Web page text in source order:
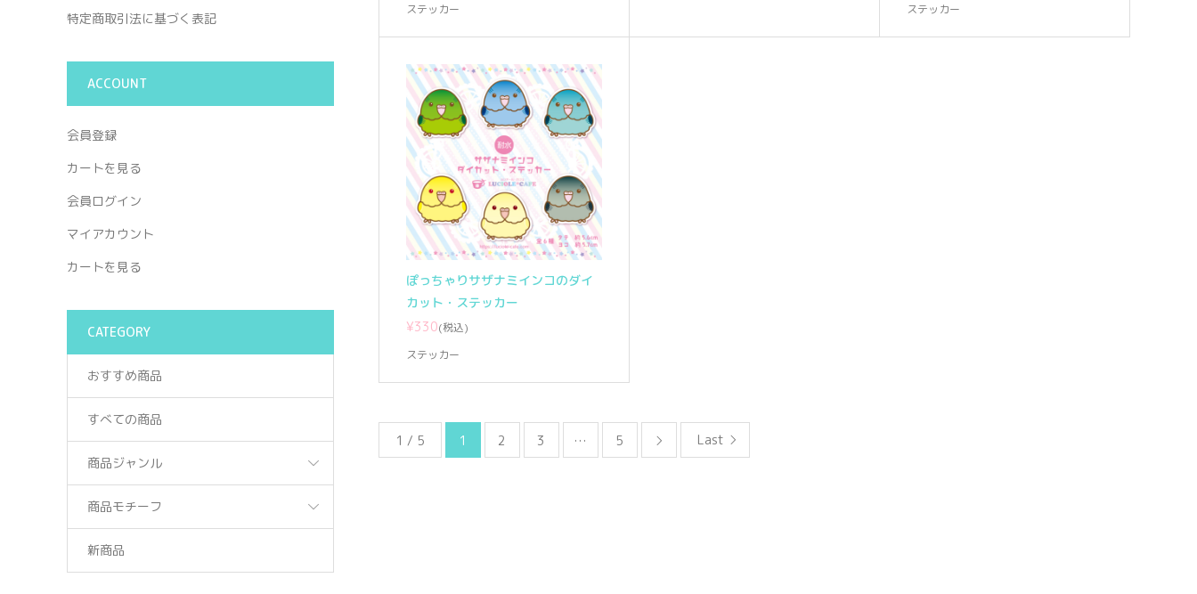
ステッカー
ステッカー
ぽっちゃりサザナミインコのダイ
カット・ステッカー
¥330(税込)
ステッカー
1 / 5 1 2 3 … 5  Last
特定商取引法に基づく表記
ACCOUNT
会員登録
カートを見る
会員ログイン
マイアカウント
カートを見る
CATEGORY
おすすめ商品
すべての商品
商品ジャンル
商品モチーフ
新商品